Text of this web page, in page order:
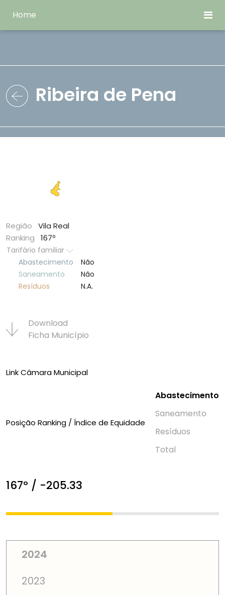
Home
Ribeira de Pena
Região
Vila Real
Ranking
167º
Tarifário familiar
Abastecimento
Não
Saneamento
Não
Resí­duos
N.A.
Download
Ficha Municí­pio
Link Câmara Municipal
Posição Ranking / Índice de Equidade
Abastecimento
Saneamento
Resí­duos
Total
167º / -205.33
2024
2023